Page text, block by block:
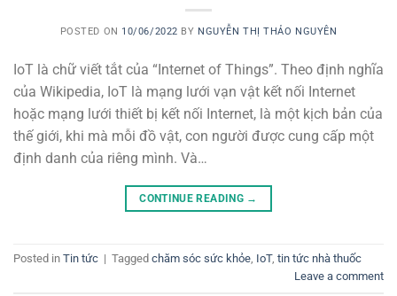
POSTED ON 10/06/2022 BY NGUYỄN THỊ THẢO NGUYÊN
IoT là chữ viết tắt của “Internet of Things”. Theo định nghĩa
của Wikipedia, IoT là mạng lưới vạn vật kết nối Internet
hoặc mạng lưới thiết bị kết nối Internet, là một kịch bản của
thế giới, khi mà mỗi đồ vật, con người được cung cấp một
định danh của riêng mình. Và…
CONTINUE READING →
Posted in Tin tức | Tagged chăm sóc sức khỏe, IoT, tin tức nhà thuốc
Leave a comment